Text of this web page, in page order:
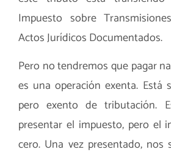
Impuesto sobre
Actos Jurídicos Documentados.
Pero no tendremos que pagar
es una operación exenta. Está
pero exento de tributación.
presentar el impuesto, pero el
cero. Una vez presentado, nos